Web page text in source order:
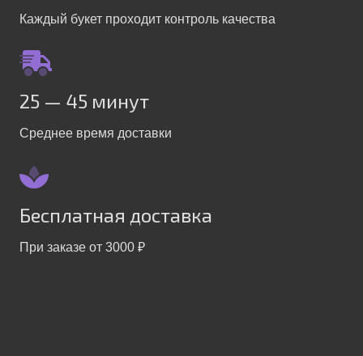
Каждый букет проходит контроль качества
25 — 45 минут
Среднее время доставки
Бесплатная доставка
При заказе от 3000 ₽